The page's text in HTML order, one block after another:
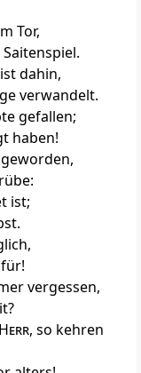
Tor,
dahin,
verwandelt.
gefallen;
haben!
ist;
vergessen,
Herr, so kehren